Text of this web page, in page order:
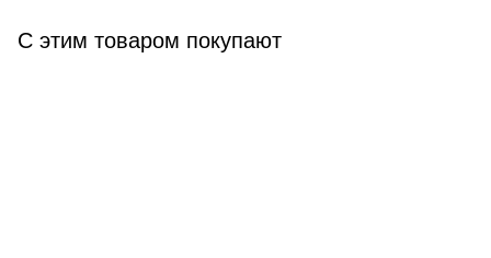
С этим товаром покупают